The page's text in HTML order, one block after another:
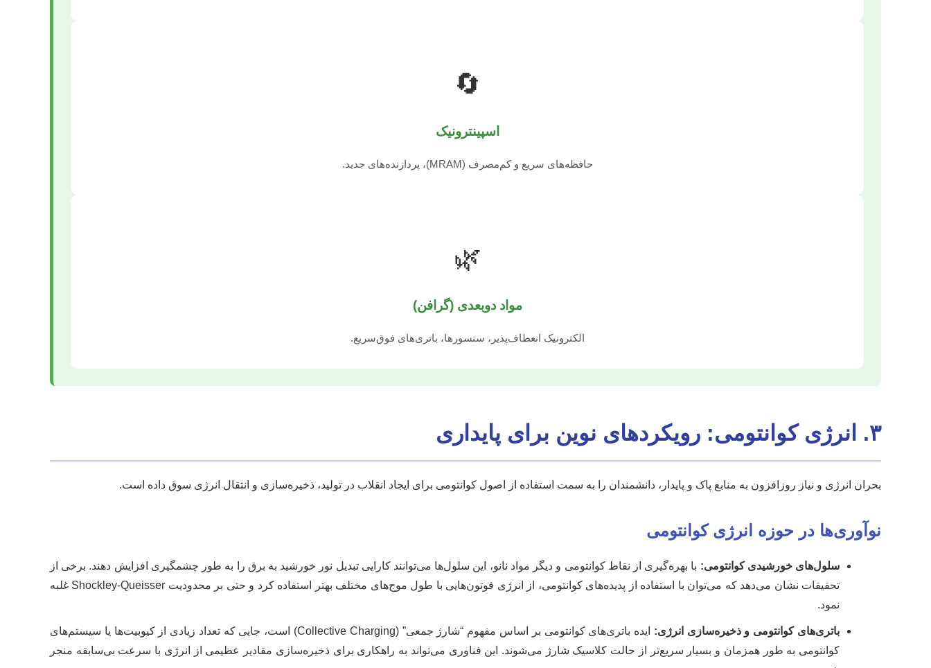
🔄
اسپینترونیک
حافظه‌های سریع و کم‌مصرف (MRAM)، پردازنده‌های جدید.
🌿
مواد دوبعدی (گرافن)
الکترونیک انعطاف‌پذیر، سنسورها، باتری‌های فوق‌سریع.
۳. انرژی کوانتومی: رویکردهای نوین برای پایداری
بحران انرژی و نیاز روزافزون به منابع پاک و پایدار، دانشمندان را به سمت استفاده از اصول کوانتومی برای ایجاد انقلاب در تولید، ذخیره‌سازی و انتقال انرژی سوق داده است.
نوآوری‌ها در حوزه انرژی کوانتومی
سلول‌های خورشیدی کوانتومی: با بهره‌گیری از نقاط کوانتومی و دیگر مواد نانو، این سلول‌ها می‌توانند کارایی تبدیل نور خورشید به برق را به طور چشمگیری افزایش دهند. برخی از
تحقیقات نشان می‌دهد که می‌توان با استفاده از پدیده‌های کوانتومی، از انرژی فوتون‌هایی با طول موج‌های مختلف بهتر استفاده کرد و حتی بر محدودیت Shockley-Queisser غلبه
نمود.
باتری‌های کوانتومی و ذخیره‌سازی انرژی:
ایده باتری‌های کوانتومی بر اساس مفهوم “شارژ جمعی” (Collective Charging) است، جایی که تعداد زیادی از کیوبیت‌ها یا سیستم‌های
کوانتومی به طور همزمان و بسیار سریع‌تر از حالت کلاسیک شارژ می‌شوند. این فناوری می‌تواند به راهکاری برای ذخیره‌سازی مقادیر عظیمی از انرژی با سرعت بی‌سابقه منجر